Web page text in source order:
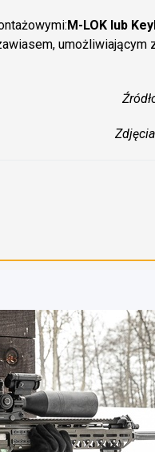
M-LOK lub
umożliwiającym